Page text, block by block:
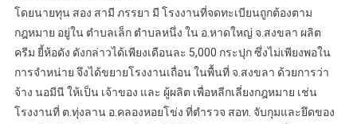
โดยนายทุน สอง สามี ภรรยา มี โรงงานที่จดทะเบียนถูกต้องตาม
กฎหมาย อยู่ใน ตำบลเล็ก ตำบลหนึ่ง ใน อ.หาดใหญ่ จ.สงขลา ผลิต
ครีม ยี้ห้อดัง ดังกล่าวได้เพียงเดือนละ 5,000 กระปุก ซึ่งไม่เพียงพอใน
การจำหน่าย จึงได้ขยายโรงงานเถื่อน ในพื้นที่ จ.สงขลา ด้วยการว่า
จ้าง นอมีนี ให้เป็น เจ้าของ และ ผู้ผลิต เพื่อหลีกเลี่ยงกฎหมาย เช่น
โรงงานที่ ต.ทุ่งลาน อ.คลองหอยโข่ง ที่ตำรวจ สอท. จับกุมและยึดของ